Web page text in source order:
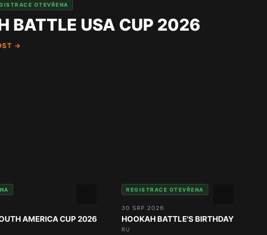
OTEVŘENA
BATTLE USA CUP 2026
→
AMERICA CUP 2026
REGISTRACE OTEVŘENA
30 SRP 2026
HOOKAH BATTLE'S BIRTHDAY
RU